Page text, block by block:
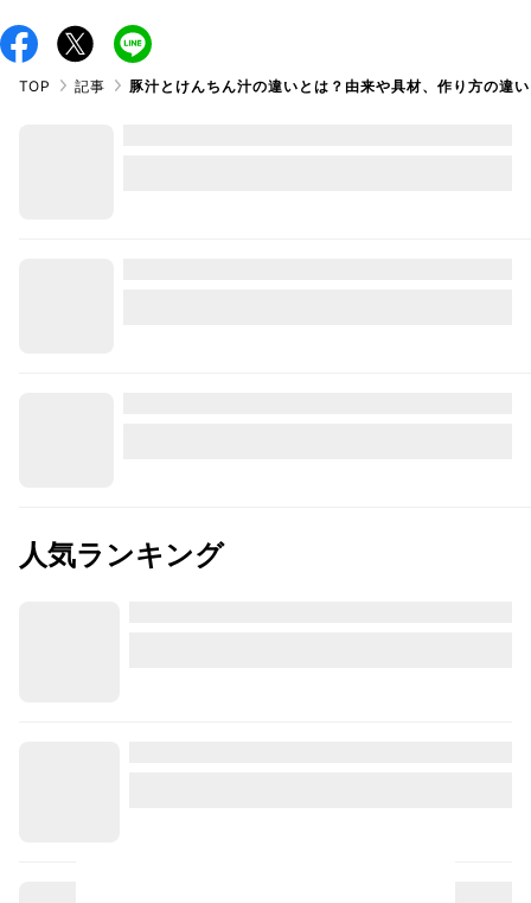
TOP 記事 豚汁とけんちん汁の違いとは？由来や具材、作り方の違
人気ランキング